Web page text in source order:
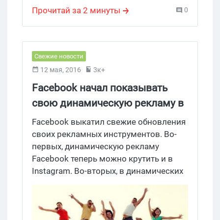
Прочитай за 2 минуты
0
Свежие новости
12 мая, 2016 3к+
Facebook начал показывать
свою динамическую рекламу в
Instagram
Facebook выкатил свежие обновления
своих рекламных инструментов. Во-
первых, динамическую рекламу
Facebook теперь можно крутить и в
Instagram. Во-вторых, в динамических
кампаниях появились фишечки для
турагентств, в частности,
дополнительные опции для выбора